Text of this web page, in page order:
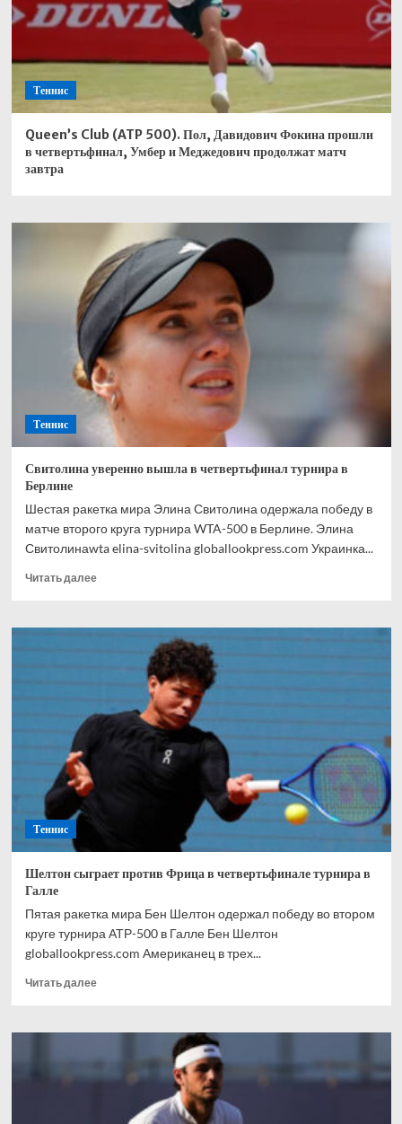
Теннис
Queen’s Club (ATP 500). Пол, Давидович Фокина прошли
в четвертьфинал, Умбер и Меджедович продолжат матч
завтра
Теннис
Свитолина уверенно вышла в четвертьфинал турнира в
Берлине
Шестая ракетка мира Элина Свитолина одержала победу в
матче второго круга турнира WTA-500 в Берлине. Элина
Свитолинаwta elina-svitolina globallookpress.com Украинка...
Читать далееПрочитать
Свитолина
четвертьфинал
турнира
Берлине
Теннис
Шелтон сыграет против Фрица в четвертьфинале турнира в
Галле
Пятая ракетка мира Бен Шелтон одержал победу во втором
круге турнира АТР-500 в Галле Бен Шелтон
globallookpress.com Американец в трех...
Читать далееПрочитать
Шелтон
Фрица
четвертьфинале